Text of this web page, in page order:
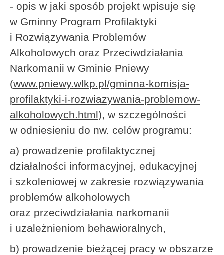
- opis w jaki sposób projekt wpisuje się
w Gminny Program Profilaktyki
i Rozwiązywania Problemów
Alkoholowych oraz Przeciwdziałania
Narkomanii w Gminie Pniewy
(www.pniewy.wlkp.pl/gminna-komisja-
profilaktyki-i-rozwiazywania-problemow-
alkoholowych.html), w szczególności
w odniesieniu do nw. celów programu:
a) prowadzenie profilaktycznej
działalności informacyjnej, edukacyjnej
i szkoleniowej w zakresie rozwiązywania
problemów alkoholowych
oraz przeciwdziałania narkomanii
i uzależnieniom behawioralnych,
b) prowadzenie bieżącej pracy w obszarze